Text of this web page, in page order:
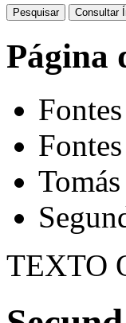
Página
TEXTO